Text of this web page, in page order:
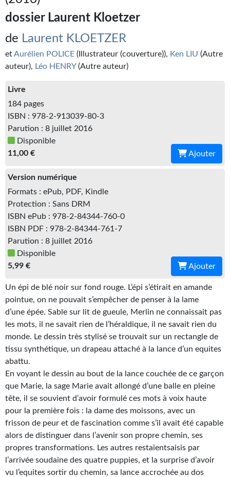
Kvasar
Wotan
Étoiles vives
Yellow Submarine
NUMÉRIQUE
Romans et recueils
Une Heure-Lumière
Nouvelles
Bifrost
Livres audio
Gratuit
Sans DRM
BIFROST
Tous les numéros
En numérique
S'abonner
Les critiques
Le blog
Le prix des lecteurs
GOODIES
Goodies Gotland
dossier Laurent Kloetzer
de Laurent KLOETZER
etAurélien POLICE (Illustrateur (couverture)), Ken LIU (Autre
auteur), Léo HENRY(Autre auteur)
Livre
184 pages
ISBN : 978-2-913039-80-3
Parution : 8 juillet 2016
Disponible
11,00 €
Ajouter
Version numérique
Formats : ePub, PDF, Kindle
Protection : Sans DRM
ISBN ePub : 978-2-84344-760-0
ISBN PDF : 978-2-84344-761-7
Parution : 8 juillet 2016
Disponible
5,99 €
Ajouter
Un épi de blé noir sur fond rouge. L’épi s’étirait en amande
pointue, on ne pouvait s’empêcher de penser à la lame
d’une épée. Sable sur lit de gueule, Merlin ne connaissait pas
les mots, il ne savait rien de l’héraldique, il ne savait rien du
monde. Le dessin très stylisé se trouvait sur un rectangle de
tissu synthétique, un drapeau attaché à la lance d’un equites
abattu.
En voyant le dessin au bout de la lance couchée de ce garçon
que Marie, la sage Marie avait allongé d’une balle en pleine
tête, il se souvient d’avoir formulé ces mots à voix haute
pour la première fois : la dame des moissons, avec un
frisson de peur et de fascination comme s’il avait été capable
alors de distinguer dans l’avenir son propre chemin, ses
propres transformations. Les autres restaientsaisis par
l’arrivée soudaine des quatre puppies, et la surprise d’avoir
vu l’equites sortir du chemin, sa lance accrochée au dos